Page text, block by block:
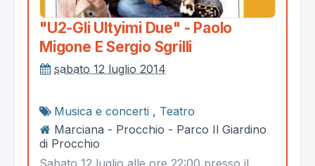
"u2-Gli Ultyimi Due" - Paolo
Migone E Sergio Sgrilli
sabato 12 luglio 2014
Musica e concerti , Teatro
Marciana - Procchio - Parco Il Giardino
di Procchio